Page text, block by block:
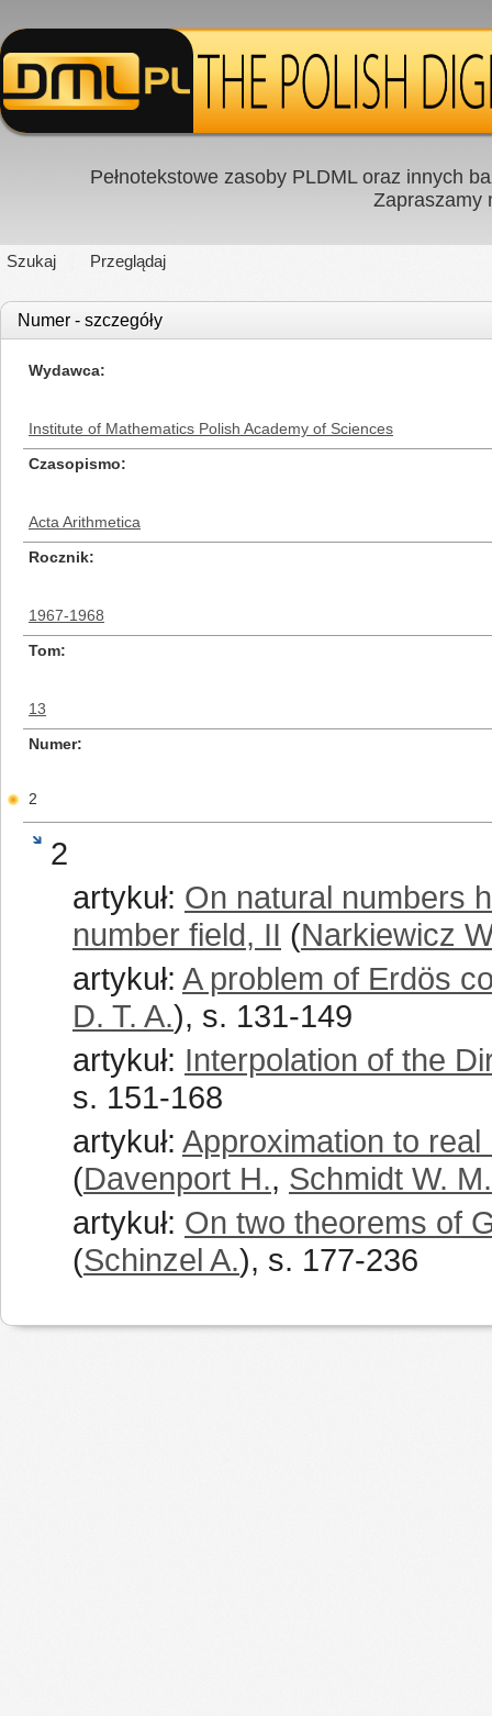
Pełnotekstowe zasoby PLDML oraz innych
Zapraszamy
Szukaj Przeglądaj
Numer - szczegóły
Wydawca
Institute of Mathematics Polish Academy of Sciences
Czasopismo
Acta Arithmetica
Rocznik
1967-1968
Tom
13
Numer
2
2
artykuł: On natural numbers
number field, II (Narkiewicz
artykuł: A problem of Erdös
D. T. A.), s. 131-149
artykuł: Interpolation of the
s. 151-168
artykuł: Approximation to
(Davenport H., Schmidt W. M.
artykuł: On two theorems of
(Schinzel A.), s. 177-236